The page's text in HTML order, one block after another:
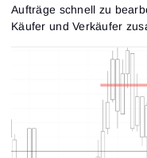
Aufträge schnell zu
Käufer und Verkäufer